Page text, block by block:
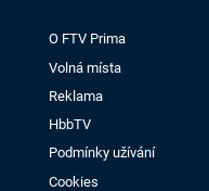
O FTV Prima
Volná místa
Reklama
HbbTV
Podmínky užívání
Cookies